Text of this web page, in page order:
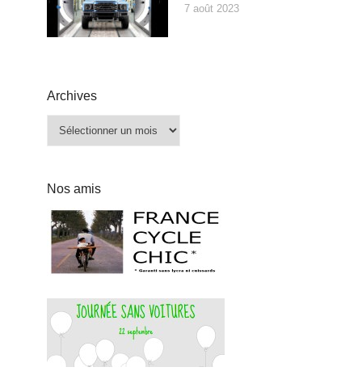
7 août 2023
Archives
Archives
Nos amis